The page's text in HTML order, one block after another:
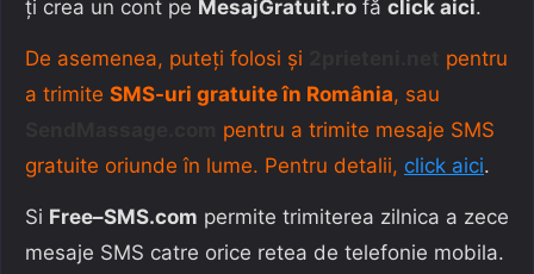
ți crea un cont pe MesajGratuit.ro fă click aici.
De asemenea, puteți folosi și
pentru
a trimite SMS-uri gratuite în România, sau
pentru a trimite mesaje SMS
gratuite oriunde în lume. Pentru detalii, click aici.
Si Free–SMS.com permite trimiterea zilnica a zece
mesaje SMS catre orice retea de telefonie mobila.